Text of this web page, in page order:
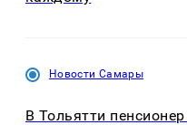
Новости Самары
В Тольятти